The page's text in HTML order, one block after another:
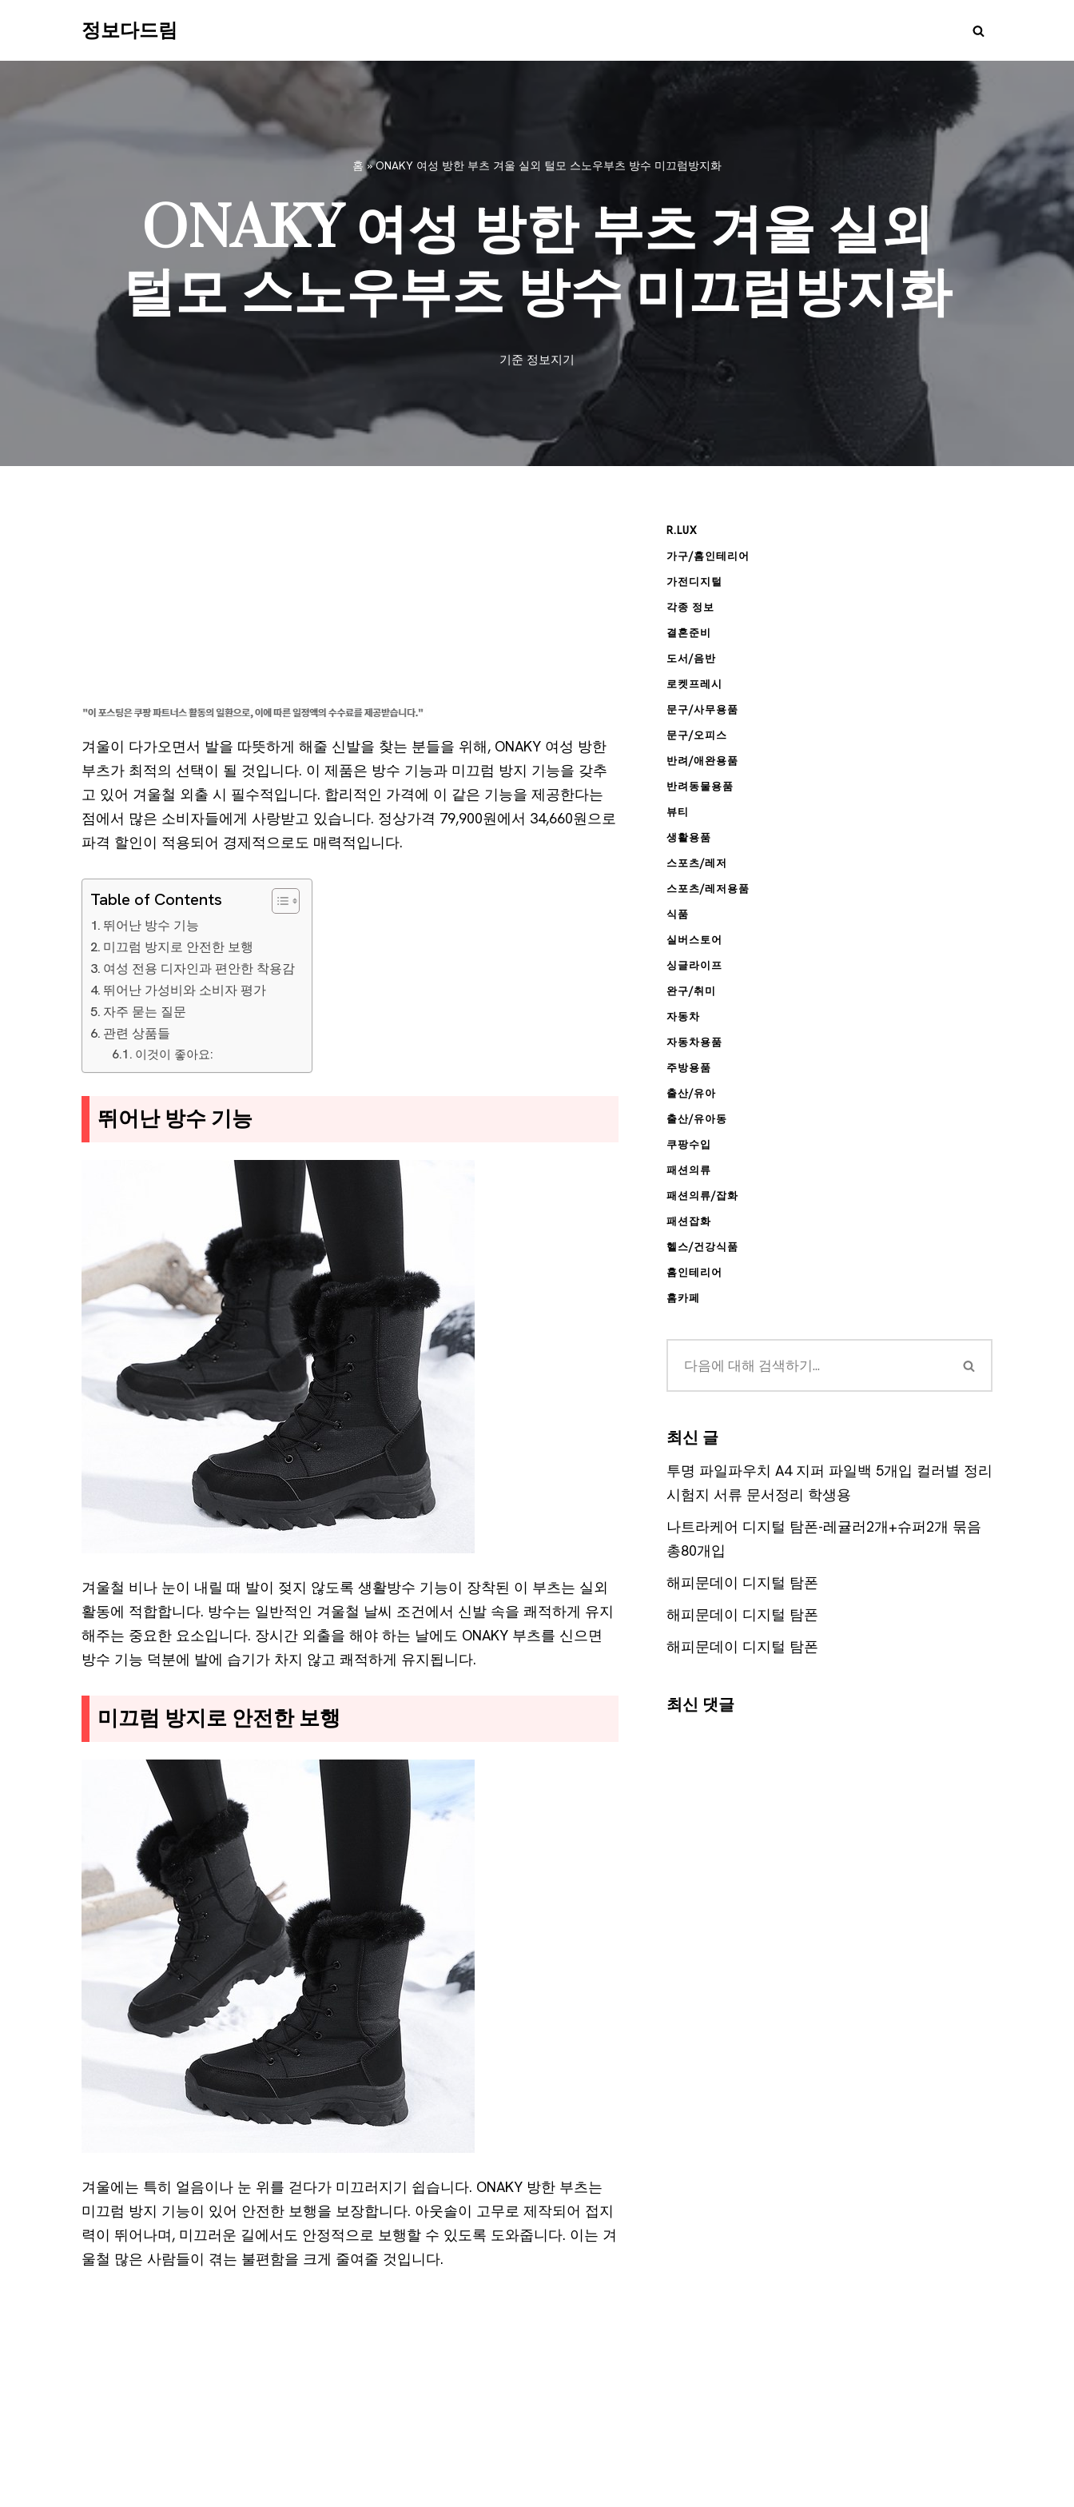
로
정보다드림
홈»ONAKY 여성 방한 부츠 겨울 실외 털모 스노우부츠 방수 미끄럼방지화
ONAKY 여성 방한 부츠 겨울 실외
털모 스노우부츠 방수 미끄럼방지화
기준 정보지기
겨울이 다가오면서 발을 따뜻하게 해줄 신발을 찾는 분들을 위해, ONAKY 여성 방한
부츠가 최적의 선택이 될 것입니다. 이 제품은 방수 기능과 미끄럼 방지 기능을 갖추
고 있어 겨울철 외출 시 필수적입니다. 합리적인 가격에 이 같은 기능을 제공한다는
점에서 많은 소비자들에게 사랑받고 있습니다. 정상가격 79,900원에서 34,660원으로
파격 할인이 적용되어 경제적으로도 매력적입니다.
Table of Contents
뛰어난 방수 기능
미끄럼 방지로 안전한 보행
여성 전용 디자인과 편안한 착용감
뛰어난 가성비와 소비자 평가
자주 묻는 질문
관련 상품들
이것이 좋아요:
뛰어난 방수 기능
겨울철 비나 눈이 내릴 때 발이 젖지 않도록 생활방수 기능이 장착된 이 부츠는 실외
활동에 적합합니다. 방수는 일반적인 겨울철 날씨 조건에서 신발 속을 쾌적하게 유지
해주는 중요한 요소입니다. 장시간 외출을 해야 하는 날에도 ONAKY 부츠를 신으면
방수 기능 덕분에 발에 습기가 차지 않고 쾌적하게 유지됩니다.
미끄럼 방지로 안전한 보행
겨울에는 특히 얼음이나 눈 위를 걷다가 미끄러지기 쉽습니다. ONAKY 방한 부츠는
미끄럼 방지 기능이 있어 안전한 보행을 보장합니다. 아웃솔이 고무로 제작되어 접지
력이 뛰어나며, 미끄러운 길에서도 안정적으로 보행할 수 있도록 도와줍니다. 이는 겨
울철 많은 사람들이 겪는 불편함을 크게 줄여줄 것입니다.
R.LUX
가구/홈인테리어
가전디지털
각종 정보
결혼준비
도서/음반
로켓프레시
문구/사무용품
문구/오피스
반려/애완용품
반려동물용품
뷰티
생활용품
스포츠/레저
스포츠/레저용품
식품
실버스토어
싱글라이프
완구/취미
자동차
자동차용품
주방용품
출산/유아
출산/유아동
쿠팡수입
패션의류
패션의류/잡화
패션잡화
헬스/건강식품
홈인테리어
홈카페
최신 글
투명 파일파우치 A4 지퍼 파일백 5개입 컬러별 정리
시험지 서류 문서정리 학생용
나트라케어 디지털 탐폰-레귤러2개+슈퍼2개 묶음
총80개입
해피문데이 디지털 탐폰
해피문데이 디지털 탐폰
해피문데이 디지털 탐폰
최신 댓글